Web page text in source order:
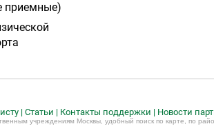
приемные)
| Статьи | Контакты поддержки | Новости
учреждениям Москвы, удобный поиск по карте, по